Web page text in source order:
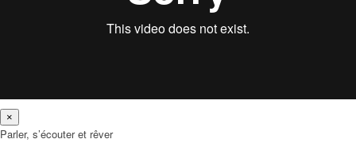
×
Parler, s’écouter et rêver